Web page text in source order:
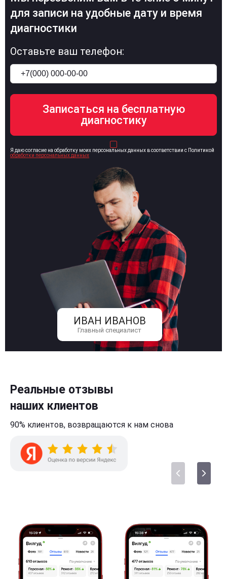
ИВАН ИВАНОВ
Главный специалист
для записи на удобные дату и время
диагностики
Оставьте ваш телефон:
Я даю согласие на обработку моих персональных данных в соответствии с Политикой
обработки персональных данных
Реальные отзывы
наших клиентов
90% клиентов, возвращаются к нам снова